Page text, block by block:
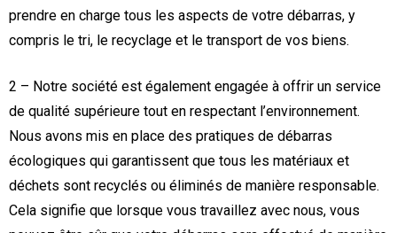
prendre en charge tous les aspects de votre débarras, y
compris le tri, le recyclage et le transport de vos biens.
2 – Notre société est également engagée à offrir un service
de qualité supérieure tout en respectant l’environnement.
Nous avons mis en place des pratiques de débarras
écologiques qui garantissent que tous les matériaux et
déchets sont recyclés ou éliminés de manière responsable.
Cela signifie que lorsque vous travaillez avec nous, vous